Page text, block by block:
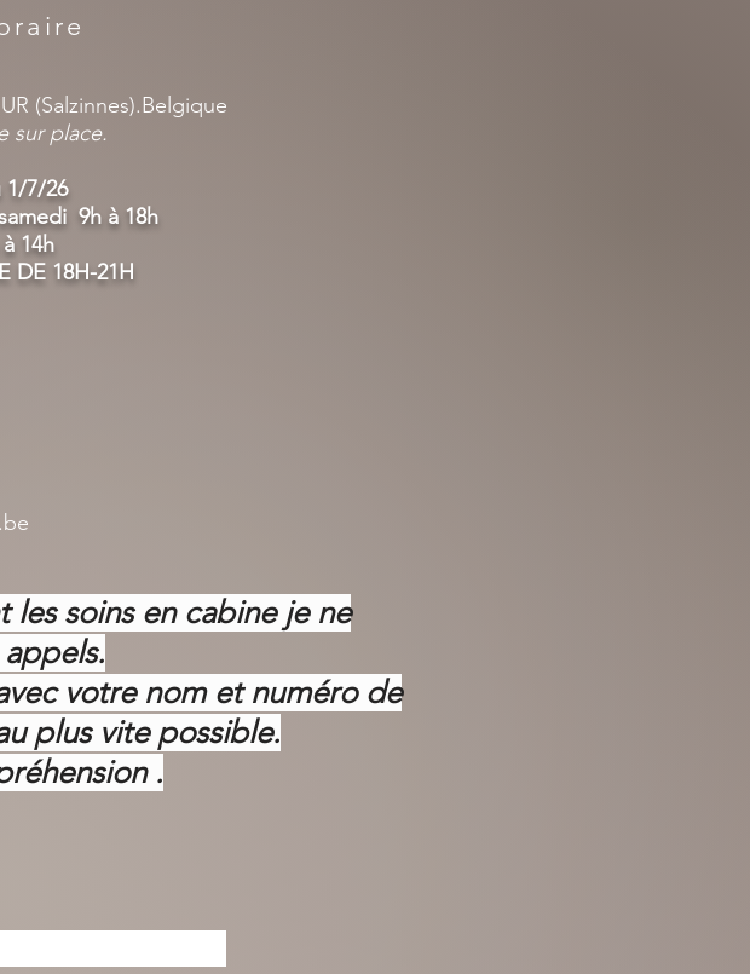
(Salzinnes).Belgique
sur place.
1/7/26
9h à 18h
14h
DE 18H-21H
soins en cabine je ne
votre nom et numéro de
plus vite possible.
.